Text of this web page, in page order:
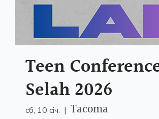
Teen
Selah 2026
сб, 10 січ.
  |
Tacoma